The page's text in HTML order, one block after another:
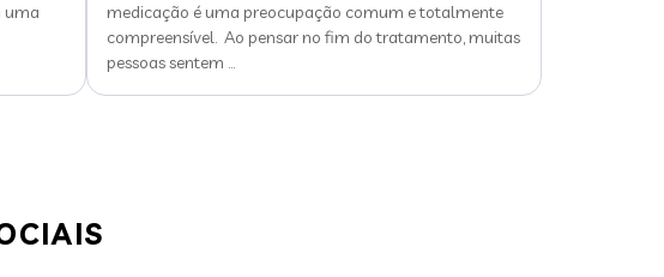
uma
medicação é uma preocupação comum e totalmente
compreensível. Ao pensar no fim do tratamento, muitas
pessoas sentem …